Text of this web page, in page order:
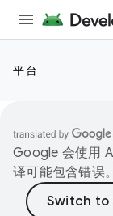
平台
Google 会使用
译可能包含错误。